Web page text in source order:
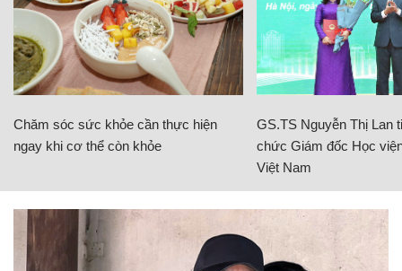
Chăm sóc sức khỏe cần thực hiện
ngay khi cơ thể còn khỏe
GS.TS Nguyễn Thị Lan
chức Giám đốc Học
Việt Nam